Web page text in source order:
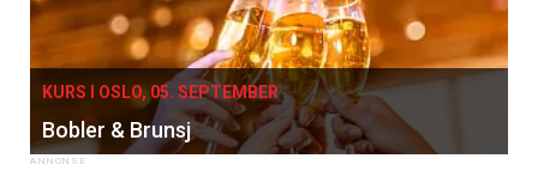
KURS I OSLO, 05. SEPTEMBER
Bobler & Brunsj